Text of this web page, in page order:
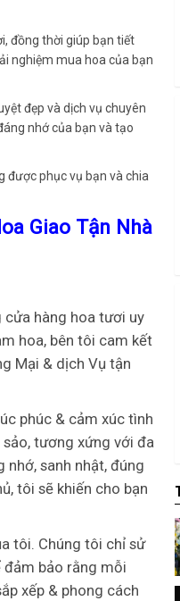
đồng thời giúp bạn tiết
nghiệm mua hoa của bạn
đẹp và dịch vụ chuyên
nhớ của bạn và tạo
được phục vụ bạn và chia
Giao Tận Nhà
hàng hoa tươi uy
hoa, bên tôi cam kết
Mại & dịch Vụ tận
phúc & cảm xúc tình
tương xứng với đa
sanh nhật, đúng
tôi sẽ khiến cho bạn
tôi. Chúng tôi chỉ sử
đảm bảo rằng mỗi
xếp & phong cách